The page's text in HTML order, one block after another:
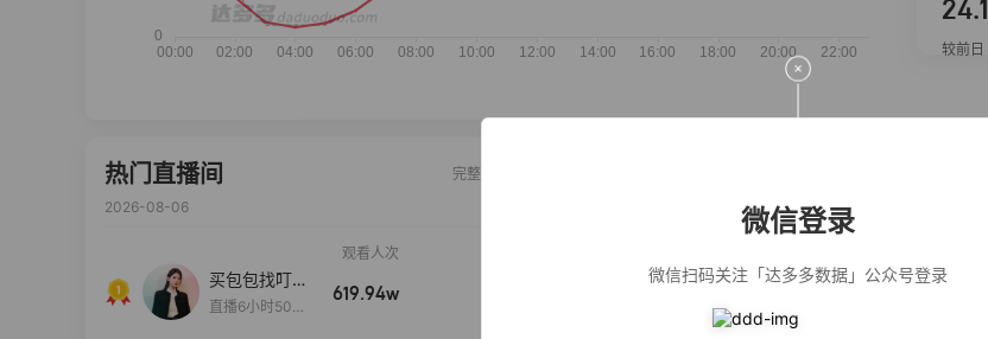
微信登录
微信扫码关注「达多多数据」公众号登录
24.1
较前日
热门直播间
完整榜单
2026-08-06
观看人次
买包包找叮
当,一折购！
直播6小时50分
619.94w
【净浮生】油污
重油污去油王污